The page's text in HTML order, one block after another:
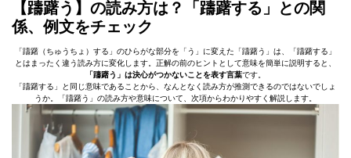
【躊躇う】の読み方は？「躊躇する」との関
係、例文をチェック
「躊躇（ちゅうちょ）する」のひらがな部分を「う」に変えた「躊躇う」は、「躊躇する」
とはまったく違う読み方に変化します。正解の前のヒントとして意味を簡単に説明すると、
「躊躇う」は決心がつかないことを表す言葉です。
「躊躇する」と同じ意味であることから、なんとなく読み方が推測できるのではないでしょ
うか。「躊躇う」の読み方や意味について、次項からわかりやすく解説します。